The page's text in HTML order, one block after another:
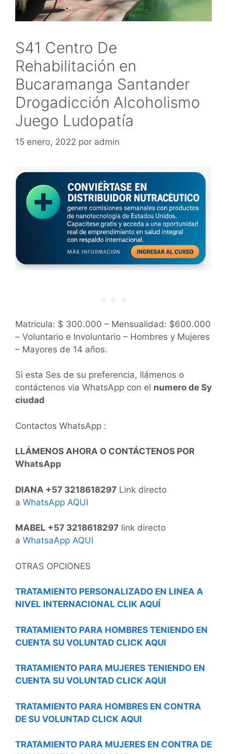
S41 Centro De
Rehabilitación en
Bucaramanga Santander
Drogadicción Alcoholismo
Juego Ludopatía
15 enero, 2022 por admin
Matricula: $ 300.000 – Mensualidad: $600.000
– Voluntario e Involuntario – Hombres y Mujeres
– Mayores de 14 años.
Si esta Ses de su preferencia, llámenos o
contáctenos via WhatsApp con el numero de Sy
ciudad
Contactos WhatsApp :
LLÁMENOS AHORA O CONTÁCTENOS POR
WhatsApp
DIANA +57 3218618297 Link directo
a WhatsApp AQUI
MABEL +57 3218618297 link directo
a WhatsaApp AQUI
OTRAS OPCIONES
TRATAMIENTO PERSONALIZADO EN LINEA A
NIVEL INTERNACIONAL CLIK AQUÍ
TRATAMIENTO PARA HOMBRES TENIENDO EN
CUENTA SU VOLUNTAD CLICK AQUI
TRATAMIENTO PARA MUJERES TENIENDO EN
CUENTA SU VOLUNTAD CLICK AQUI
TRATAMIENTO PARA HOMBRES EN CONTRA
DE SU VOLUNTAD CLICK AQUI
TRATAMIENTO PARA MUJERES EN CONTRA DE